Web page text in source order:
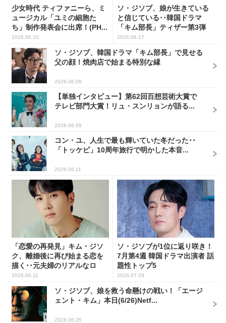
少女時代 ティファニーら、ミ
ュージカル「ユミの細胞た
ち」制作発表会に出席！(PH...
2026.06.10
ソ・ジソブ、娘が生きている
と信じている･･韓国ドラマ
「キム部長」ティザー第3弾
公...
2026.06.17
ソ・ジソブ、韓国ドラマ「キム部長」で見せる
父の顔！焼肉店で始まる特別な縁
2026.06.09
【単独インタビュー】第62回百想芸術大賞で
テレビ部門大賞！リュ・スンリョンが語る...
2026.06.09
コン・ユ、人生で最も輝いていた冬だった･･
「トッケビ」10周年旅行で明かした本音...
2026.06.11
「恋愛の再発見」キム・ジソ
ク、離婚後に再び始まる恋を
描く･･元夫婦のリアルなロ
マ...
2026.06.11
ソ・ジソブが1位に返り咲き！
7月第4週 韓国ドラマ出演者 話
題性トップ5
2026.07.29
ソ・ジソブ、娘を救う命懸けの戦い！「エージ
ェント・キム」本日(6/26)Netf...
2026.06.26